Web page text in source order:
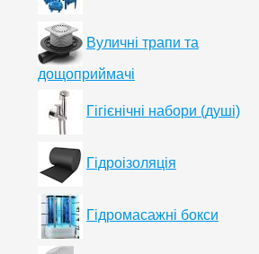
Вуличні трапи та
дощоприймачі
Гігієнічні набори (душі)
Гідроізоляція
Гідромасажні бокси